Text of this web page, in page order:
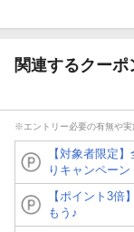
関連するクー
※エントリー必要の有無や実
【対象者限定
りキャンペーン
【ポイント3倍
もう♪